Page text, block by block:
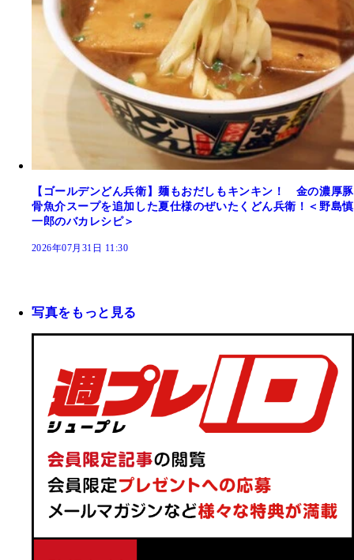
【ゴールデンどん兵衛】麺もおだしもキンキン！ 金の濃厚豚
骨魚介スープを追加した夏仕様のぜいたくどん兵衛！＜野島慎
一郎のバカレシピ＞
2026年07月31日 11:30
写真をもっと見る